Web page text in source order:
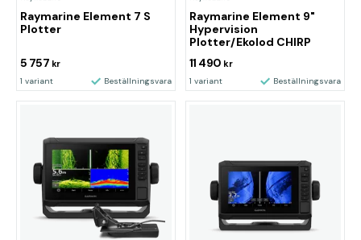
Raymarine Element 7 S
Plotter
5 757 kr
1 variant Beställningsvara
Raymarine Element 9"
Hypervision
Plotter/Ekolod CHIRP
11 490 kr
1 variant Beställningsvara